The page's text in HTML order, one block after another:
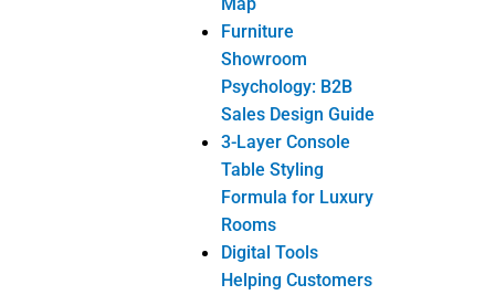
Suporte para TV de
Sofá e poltrona
Estante para
escritório doméstico
Penteadeira
Penteadeira